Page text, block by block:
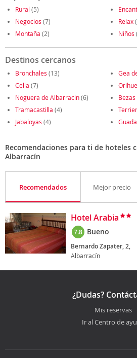
Rural (5)
Negocios (7) Relax
Montaña (2) Niños
Destinos cercanos
Bronchales (13) Gea
Cella (7)
Noguera de Albarracin(6) Bezas
Tramacastilla (4)
Jabaloyas (4)
Recomendaciones para ti de hoteles
Albarracín
Recomendados Mejor precio
Hotel Arabia
7.8 Bueno
Bernardo Zapater, 2,
Albarracín
¿Dudas?
Mis reservas
Ir al Centro de